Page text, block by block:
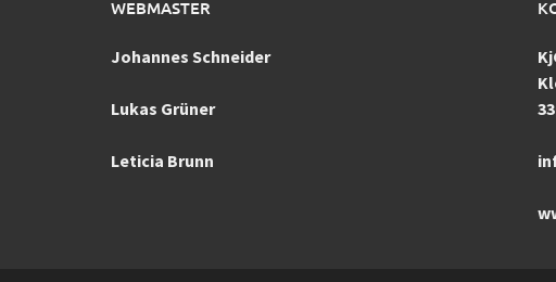
WEBMASTER
Johannes Schneider
Lukas Grüner
Leticia Brunn